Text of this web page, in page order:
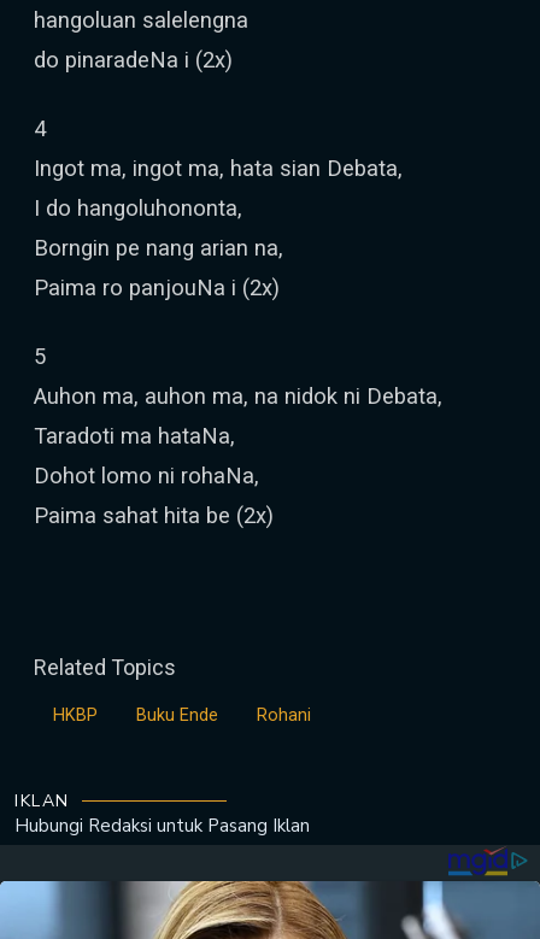
hangoluan salelengna
do pinaradeNa i (2x)
4
Ingot ma, ingot ma, hata sian Debata,
I do hangoluhononta,
Borngin pe nang arian na,
Paima ro panjouNa i (2x)
5
Auhon ma, auhon ma, na nidok ni Debata,
Taradoti ma hataNa,
Dohot lomo ni rohaNa,
Paima sahat hita be (2x)
Related Topics
HKBP Buku Ende Rohani
IKLAN
Hubungi Redaksi untuk Pasang Iklan